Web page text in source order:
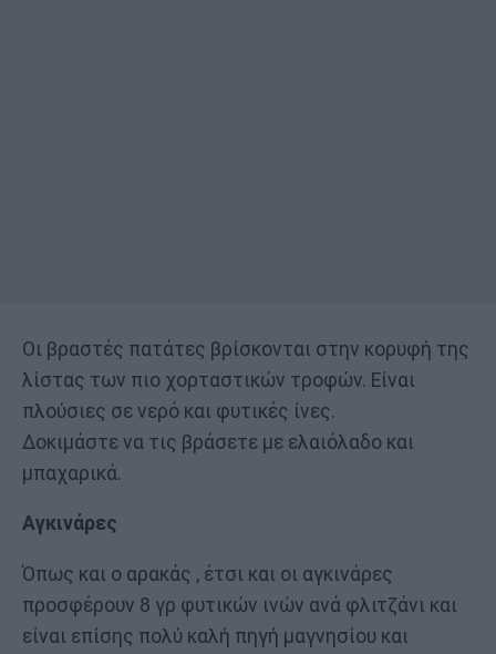
Οι βραστές πατάτες βρίσκονται στην κορυφή της
λίστας των πιο χορταστικών τροφών. Είναι
πλούσιες σε νερό και φυτικές ίνες.
Δοκιμάστε να τις βράσετε με ελαιόλαδο και
μπαχαρικά.
Αγκινάρες
Όπως και ο αρακάς , έτσι και οι αγκινάρες
προσφέρουν 8 γρ φυτικών ινών ανά φλιτζάνι και
είναι επίσης πολύ καλή πηγή μαγνησίου και